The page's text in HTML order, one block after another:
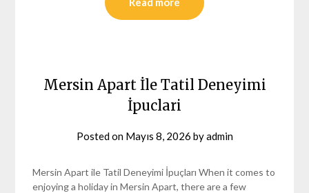
Mersin Apart İle Tatil Deneyimi
İpuclari
Posted on Mayıs 8, 2026 byadmin
Mersin Apart ile Tatil Deneyimi İpuçları When it comes to
enjoying a holiday in Mersin Apart, there are a few